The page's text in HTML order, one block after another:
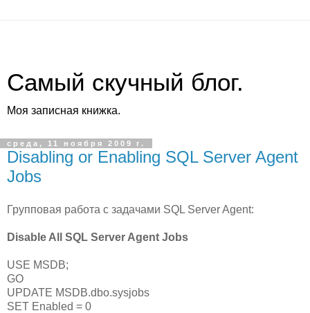
Самый скучный блог.
Моя записная книжка.
среда, 11 ноября 2009 г.
Disabling or Enabling SQL Server Agent
Jobs
Групповая работа с задачами SQL Server Agent:
Disable All SQL Server Agent Jobs
USE MSDB;
GO
UPDATE MSDB.dbo.sysjobs
SET Enabled = 0